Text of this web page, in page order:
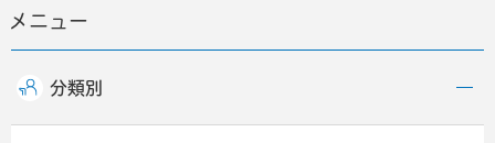
メニュー
分類別